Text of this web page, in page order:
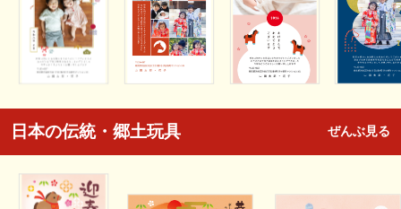
日本の伝統・郷土玩具 ぜんぶ見る